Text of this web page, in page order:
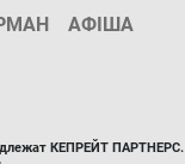
АФІША
КЕПРЕЙТ ПАРТНЕРС.